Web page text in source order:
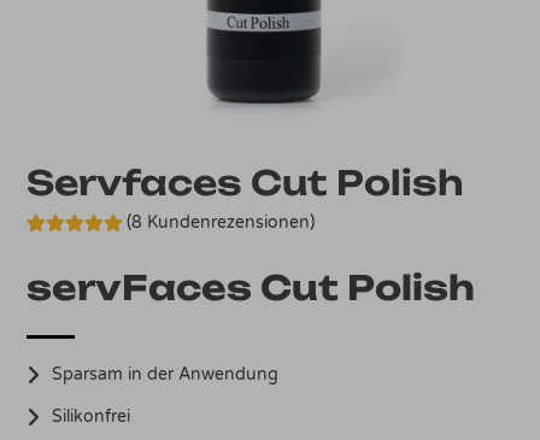
Servfaces Cut Polish
basierend
auf
(8 Kundenrezensionen)
servFaces Cut Polish
Sparsam in der Anwendung
Silikonfrei